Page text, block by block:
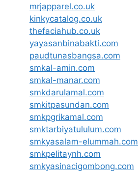
mrjapparel.co.uk
kinkycatalog.co.uk
thefaciahub.co.uk
yayasanbinabakti.com
paudtunasbangsa.com
smkal-amin.com
smkal-manar.com
smkdarulamal.com
smkitpasundan.com
smkpgrikamal.com
smktarbiyatululum.com
smkyasalam-elummah.com
smkpelitaynh.com
smkyasinacigombong.com